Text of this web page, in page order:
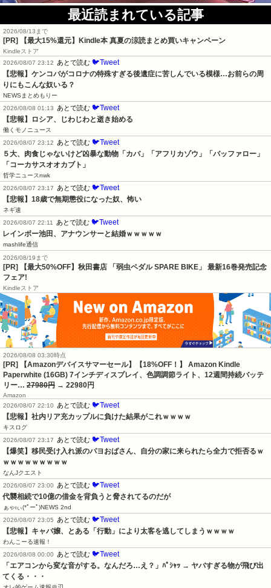
最近読まれている記事
2026/08/13まで
[PR] 【最大15%還元】Kindle本 真夏の涼読まとめ買いキャンペーン
Kindleストア
2026/08/07 23:12
あとで読む 🐦Tweet
【悲報】ケンコバがコロナの特殊すぎる後遺症に苦しんでいる模様…お前らの周
りにもこんな奴いる？
NEWSまとめもりー
2026/08/08 01:13
あとで読む 🐦Tweet
【悲報】ロシア、じわじわと逝き始める
働くモノニュース
2026/08/07 23:12
あとで読む 🐦Tweet
５大、肉食じゃないけど凶暴な動物「カバ」「アフリカゾウ」「バッファロー」
「コーカサスオオカブト」
哲学ニュースnwk
2026/08/07 23:17
あとで読む 🐦Tweet
【悲報】18歳で無期懲役になった奴、怖い
ネギ速
2026/08/07 22:11
あとで読む 🐦Tweet
レインボー池田、アナウンサーと結婚ｗｗｗｗｗ
mashlife通信
2026/08/19まで
[PR] 【最大50%OFF】秋田書店 「弱虫ペダル SPARE BIKE」 最新16巻発売記念
フェア!
Kindleストア
2026/08/08 03:30時点
[PR] 【Amazonデバイスサマーセール】【18%OFF！】 Amazon Kindle
Paperwhite (16GB) 7インチディスプレイ、色調調節ライト、12週間持続バッテ
リー… 27980円 → 22980円
Amazon
2026/08/07 22:10
あとで読む 🐦Tweet
【悲報】社内リア充カップルに負けた結果がこれｗｗｗｗ
キスログ
2026/08/07 23:17
あとで読む 🐦Tweet
【爆笑】移民受け入れ派のパヨおばさん、自分の家に来られたら全力で拒否るｗ
ｗｗｗｗｗｗｗｗｗ
なんJクエスト
2026/08/07 23:00
あとで読む 🐦Tweet
代襲相続で10億の借金を背負うと脅されてるのだが
ぁゃιぃ(*ﾟーﾟ)NEWS 2nd
2026/08/07 23:05
あとで読む 🐦Tweet
【悲報】キャバ嬢、とある「行動」により太客を逃してしまうｗｗｗｗ
わんこーる速報！
2026/08/08 00:00
あとで読む 🐦Tweet
「エアコンから変な音がする。なんだろ…え？」ﾊﾟｼｬｯ → ヤバすぎる物が飛び出
てくる・・・